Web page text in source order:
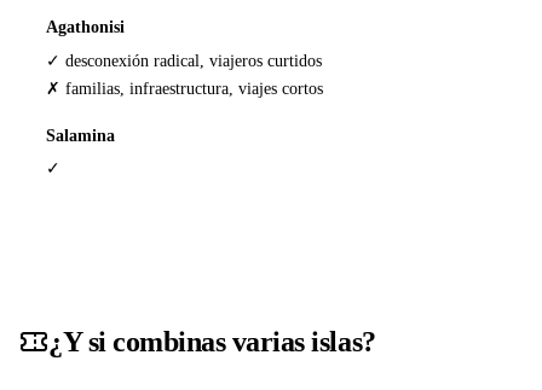
Agathonisi
✓ desconexión radical, viajeros curtidos
✗ familias, infraestructura, viajes cortos
Salamina
✓
¿Y si combinas varias islas?